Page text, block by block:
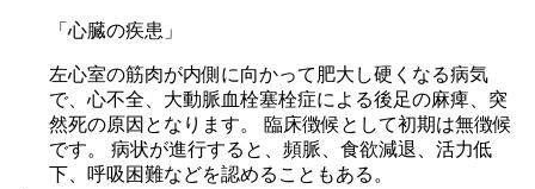
「心臓の疾患」
左心室の筋肉が内側に向かって肥大し硬くなる病気
で、心不全、大動脈血栓塞栓症による後足の麻痺、突
然死の原因となります。 臨床徴候として初期は無徴候
です。 病状が進行すると、頻脈、食欲減退、活力低
下、呼吸困難などを認めることもある。